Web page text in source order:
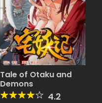
Tale of Otaku and
Demons
4.2